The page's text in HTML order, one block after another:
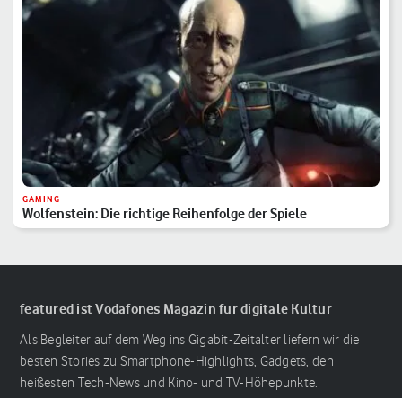
GAMING
Wolfenstein: Die richtige Reihenfolge der Spiele
featured ist Vodafones Magazin für digitale Kultur
Als Begleiter auf dem Weg ins Gigabit-Zeitalter liefern wir die
besten Stories zu Smartphone-Highlights, Gadgets, den
heißesten Tech-News und Kino- und TV-Höhepunkte.